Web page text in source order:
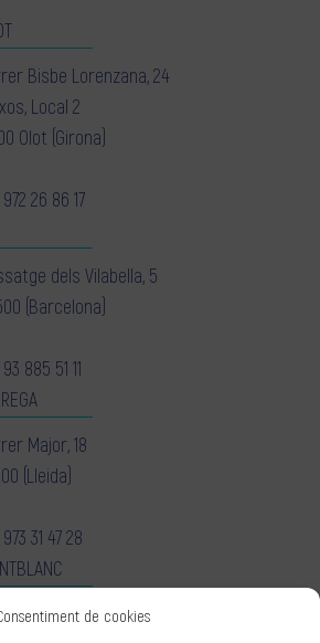
de cookies
Bisbe Lorenzana, 24
Local 2
Olot (Girona)
972 26 86 17
dels Vilabella, 5
(Barcelona)
93 885 51 11
Major, 18
(Lleida)
973 31 47 28
Daroca, 1